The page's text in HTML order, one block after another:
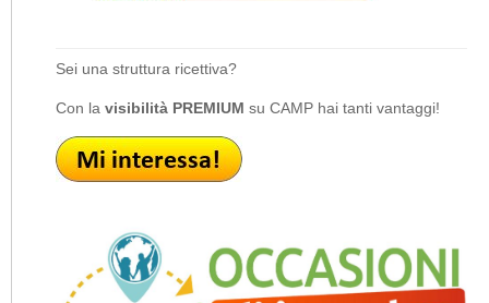
Sei una struttura ricettiva?
Con la visibilità PREMIUM su CAMP hai tanti vantaggi!